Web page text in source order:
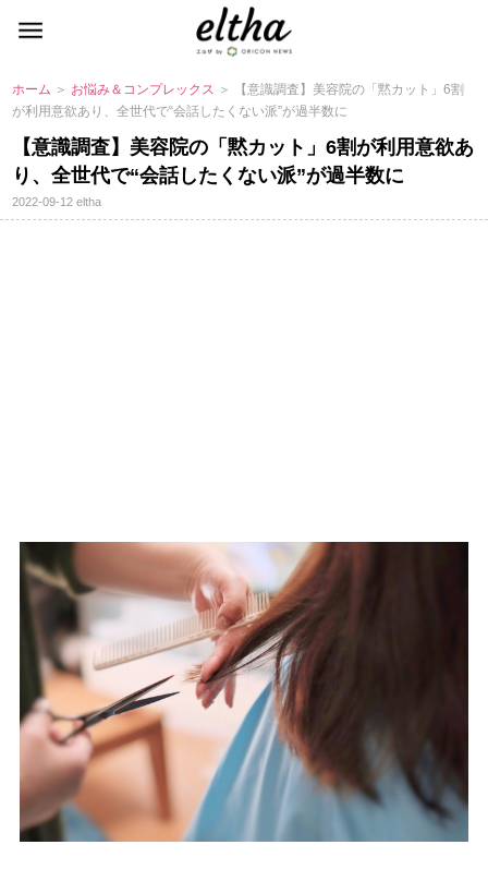
ホーム ＞ お悩み＆コンプレックス ＞ 【意識調査】美容院の「黙カット」6割
が利用意欲あり、全世代で“会話したくない派”が過半数に
【意識調査】美容院の「黙カット」6割が利用意欲あ
り、全世代で“会話したくない派”が過半数に
2022-09-12eltha